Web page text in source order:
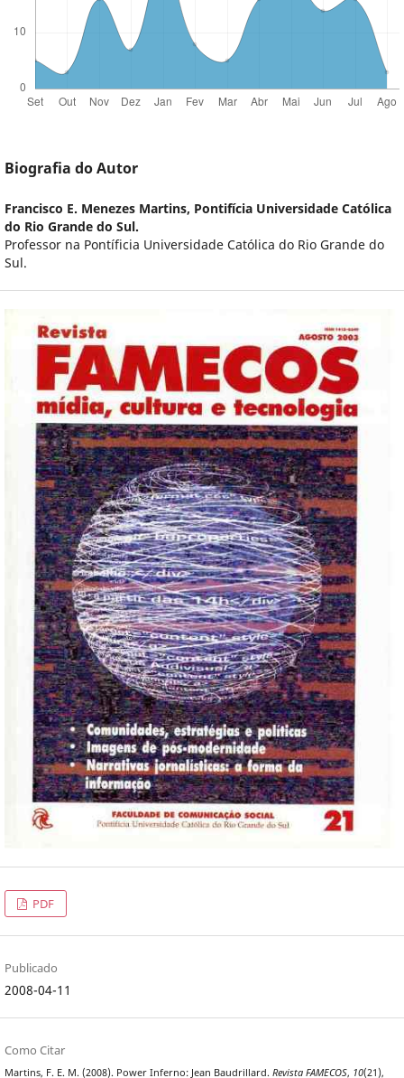
Biografia do Autor
Francisco E. Menezes Martins, Pontifícia Universidade Católica
do Rio Grande do Sul.
Professor na Pontíficia Universidade Católica do Rio Grande do
Sul.
PDF
Publicado
2008-04-11
Como Citar
Martins, F. E. M. (2008). Power Inferno: Jean Baudrillard. Revista FAMECOS, 10(21),